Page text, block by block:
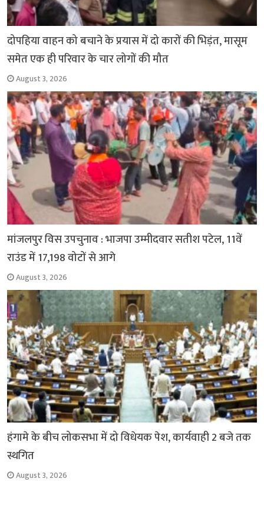
दोपहिया वाहन को बचाने के प्रयास में दो कारों की भिड़ंत, मासूम
समेत एक ही परिवार के चार लोगों की मौत
August 3, 2026
मांजलपुर विस उपचुनाव : भाजपा उम्मीदवार सतीश पटेल, 11वें
राउंड में 17,198 वोटों से आगे
August 3, 2026
हंगामे के बीच लोकसभा में दो विधेयक पेश, कार्यवाही 2 बजे तक
स्थगित
August 3, 2026